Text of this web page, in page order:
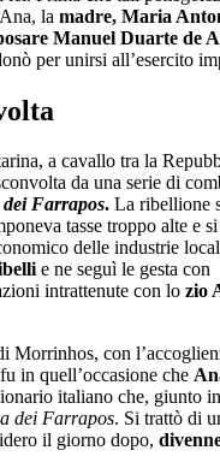
la madre, Maria
Manuel Duarte de
per unirsi all’esercito
a cavallo tra la
da una serie di
Farrapos. La ribellione
tasse troppo alte e si
delle industrie
e ne seguì le gesta con
intrattenute con lo zio
Morrinhos, con
in quell’occasione che
italiano che, giunto
dei Farrapos. Si trattò di
il giorno dopo,